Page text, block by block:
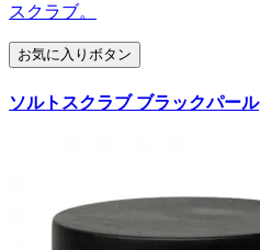
スクラブ。
お気に入りボタン
ソルトスクラブ ブラックパール